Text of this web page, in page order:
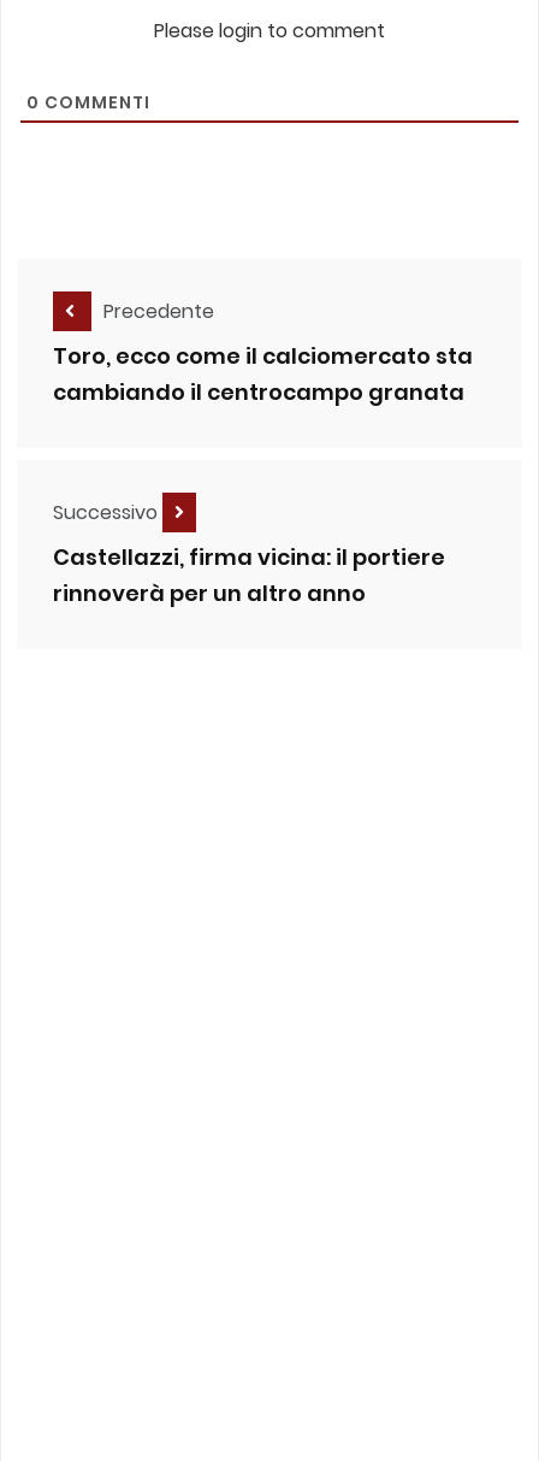
Please login to comment
0 COMMENTI
Precedente
Toro, ecco come il calciomercato sta
cambiando il centrocampo granata
Successivo
Castellazzi, firma vicina: il portiere
rinnoverà per un altro anno